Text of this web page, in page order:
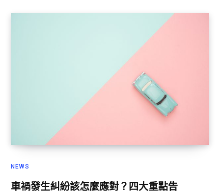
NEWS
車禍發生糾紛該怎麼應對？四大重點告